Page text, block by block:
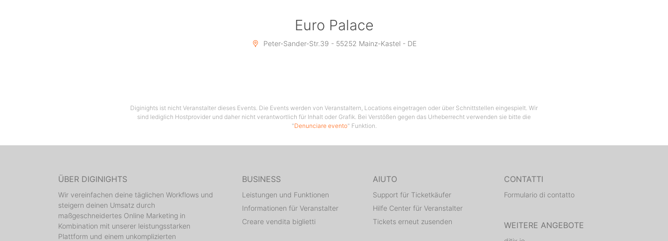
Euro Palace
Peter-Sander-Str.39 - 55252 Mainz-Kastel - DE
Diginights ist nicht Veranstalter dieses Events. Die Events werden von Veranstaltern, Locations eingetragen oder über Schnittstellen eingespielt. Wir
sind lediglich Hostprovider und daher nicht verantwortlich für Inhalt oder Grafik. Bei Verstößen gegen das Urheberrecht verwenden sie bitte die
"Denunciare evento" Funktion.
ÜBER DIGINIGHTS
Wir vereinfachen deine täglichen Workflows und
steigern deinen Umsatz durch
maßgeschneidertes Online Marketing in
Kombination mit unserer leistungsstarken
Plattform und einem unkomplizierten
BUSINESS
Leistungen und Funktionen
Informationen für Veranstalter
Creare vendita biglietti
AIUTO
Support für Ticketkäufer
Hilfe Center für Veranstalter
Tickets erneut zusenden
CONTATTI
Formulario di contatto
WEITERE ANGEBOTE